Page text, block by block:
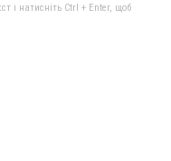
і натисніть Ctrl + Enter, щоб